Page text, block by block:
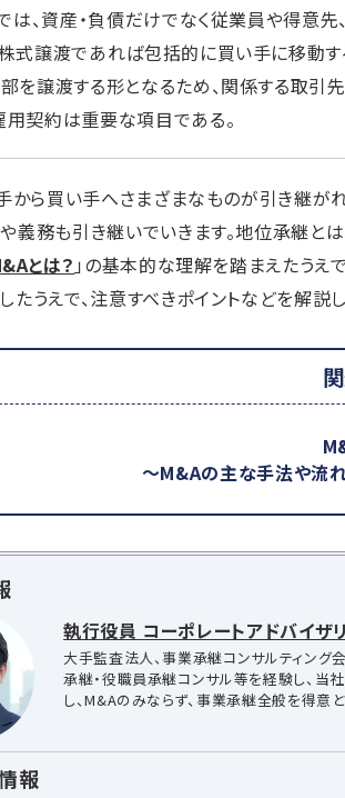
は、資産・負債だけでなく従業員や得意
式譲渡であれば包括的に買い手に移動
を譲渡する形となるため、関係する取
契約は重要な項目である。
から買い手へさまざまなものが引き継が
義務も引き継いでいきます。地位承継と
とは？ 」の基本的な理解を踏まえたうえ
たうえで、注意すべきポイントなどを解説し
～M&Aの主な手法や流れ
執行役員 コーポレートアドバイ
大手監査法人、事業承継コンサルティング
承継・役職員承継コンサル等を経験し、当
し、M&Aのみならず、事業承継全般を得意と
報